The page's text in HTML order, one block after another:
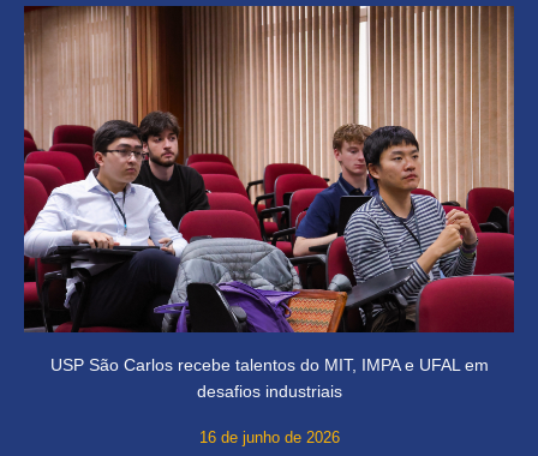
USP São Carlos recebe talentos do MIT, IMPA e UFAL em
desafios industriais
16 de junho de 2026